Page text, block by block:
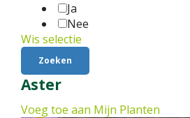
Ja
Nee
Wis selectie
Aster
Voeg toe aan Mijn Planten